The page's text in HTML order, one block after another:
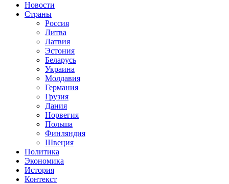
Новости
Страны
Россия
Литва
Латвия
Эстония
Беларусь
Украина
Молдавия
Германия
Грузия
Дания
Норвегия
Польша
Финляндия
Швеция
Политика
Экономика
История
Контекст